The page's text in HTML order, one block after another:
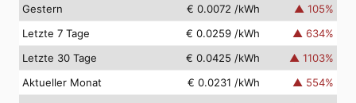
Gestern
€ 0.0072 /kWh ▲ 105%
Letzte 7 Tage
€ 0.0259 /kWh ▲ 634%
Letzte 30 Tage
€ 0.0425 /kWh ▲ 1103%
Aktueller Monat
€ 0.0231 /kWh ▲ 554%